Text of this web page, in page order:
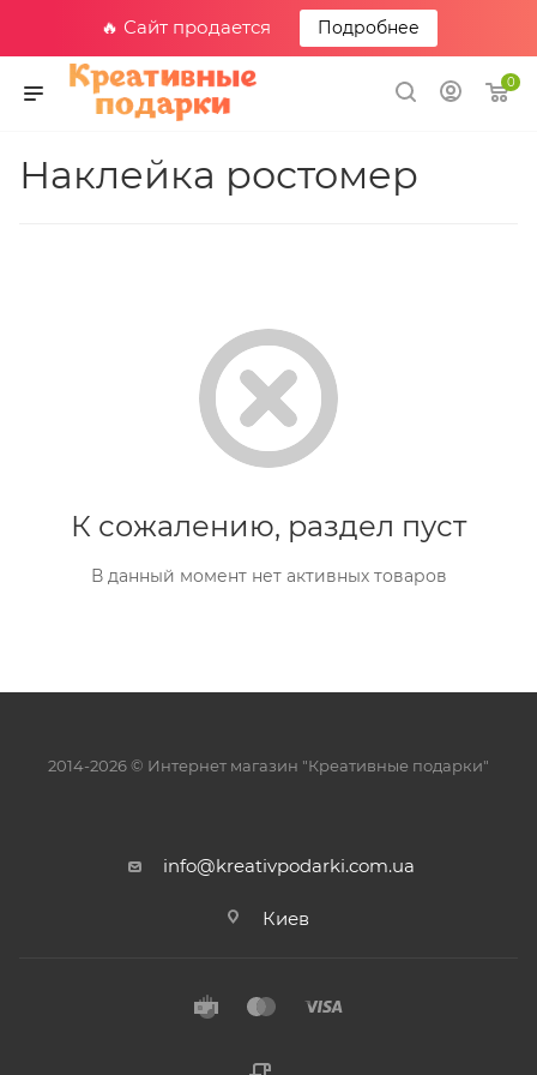
🔥 Сайт продается Подробнее
0
Наклейка ростомер
К сожалению, раздел пуст
В данный момент нет активных товаров
2014-2026 © Интернет магазин "Креативные подарки"
info@kreativpodarki.com.ua
Киев